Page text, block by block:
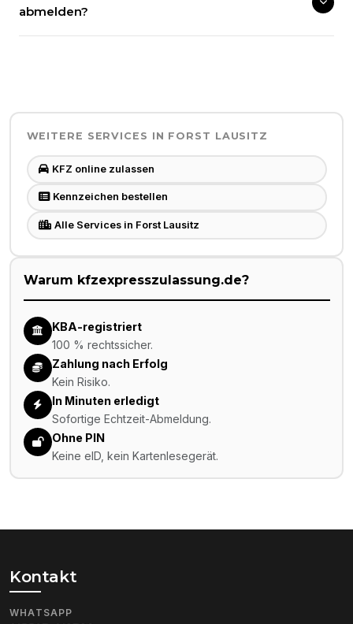
abmelden?
WEITERE SERVICES IN FORST LAUSITZ
KFZ online zulassen
Kennzeichen bestellen
Alle Services in Forst Lausitz
Warum kfzexpresszulassung.de?
KBA-registriert
100 % rechtssicher.
Zahlung nach Erfolg
Kein Risiko.
In Minuten erledigt
Sofortige Echtzeit-Abmeldung.
Ohne PIN
Keine eID, kein Kartenlesegerät.
Kontakt
WHATSAPP